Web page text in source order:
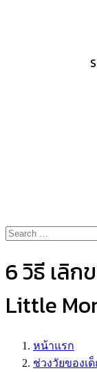
6 วิธี เลิ
Little
หน้าแรก
ช่วงวัยของเด็